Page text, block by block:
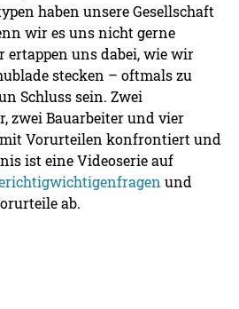
haben unsere Gesellschaft
wir es uns nicht gerne
ertappen uns dabei, wie wir
stecken – oftmals zu
Schluss sein. Zwei
zwei Bauarbeiter und vier
Vorurteilen konfrontiert und
ist eine Videoserie auf
und
ab.